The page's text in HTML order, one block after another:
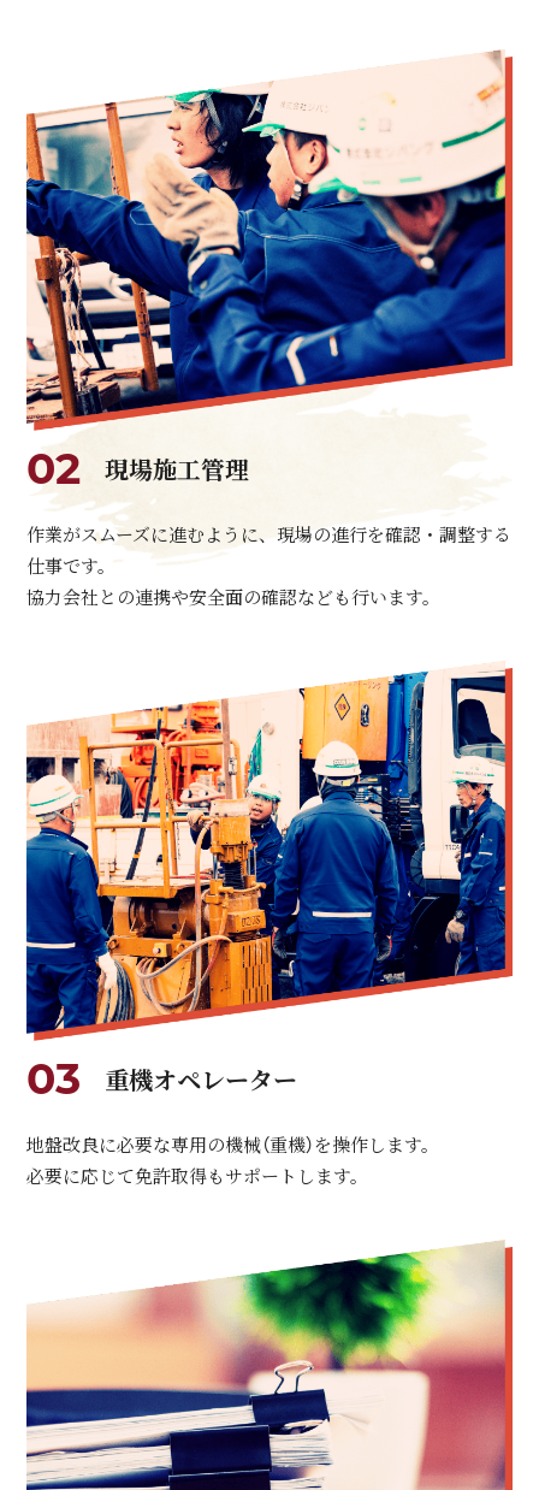
02 現場施工管理
作業がスムーズに進むように、現場の進行を確認・調整する
仕事です。
協力会社との連携や安全面の確認なども行います。
03 重機オペレーター
地盤改良に必要な専用の機械（重機）を操作します。
必要に応じて免許取得もサポートします。